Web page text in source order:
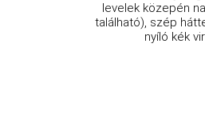
levelek közepén
található), szép
nyíló kék